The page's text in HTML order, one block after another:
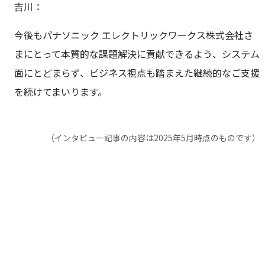
吉川
今後もパナソニック エレクトリックワークス株式会社さ
まにとって本質的な課題解決に貢献できるよう、システム
面にとどまらず、ビジネス視点も踏まえた継続的なご支援
を続けてまいります。
（インタビュー記事の内容は2025年5月時点のものです）